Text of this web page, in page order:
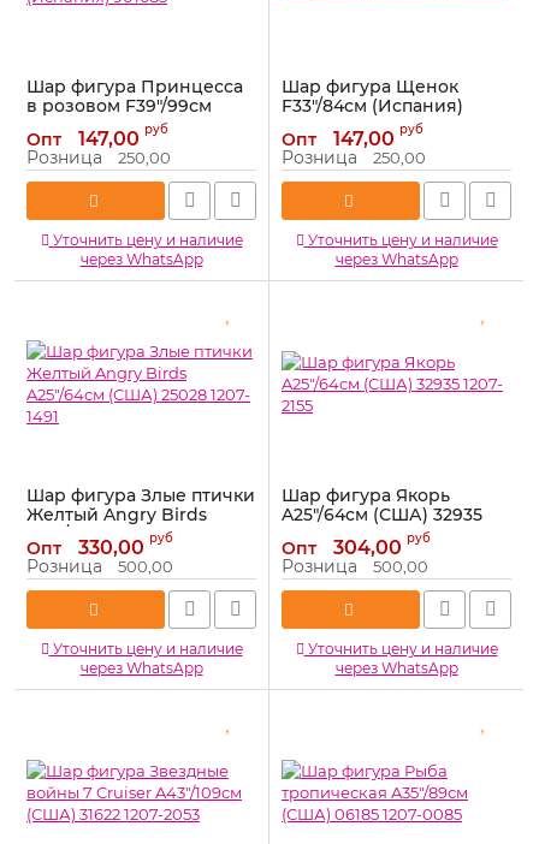
Шар фигура Принцесса
в розовом F39"/99см
(Испания) 901683
Артикул: 901683
Опт 147,00 руб
Розница 250,00
Уточнить цену и наличие
через WhatsApp
Шар фигура Щенок
F33"/84см (Испания)
Артикул: 901749
Опт 147,00 руб
Розница 250,00
Уточнить цену и наличие
через WhatsApp
Шар фигура Злые птички
Желтый Angry Birds
A25"/64см (США) 25028
1207-1491
Артикул: 1207-1491
Опт 330,00 руб
Розница 500,00
Уточнить цену и наличие
через WhatsApp
Шар фигура Якорь
A25"/64см (США) 32935
Артикул: 1207-2155
Опт 304,00 руб
Розница 500,00
Уточнить цену и наличие
через WhatsApp